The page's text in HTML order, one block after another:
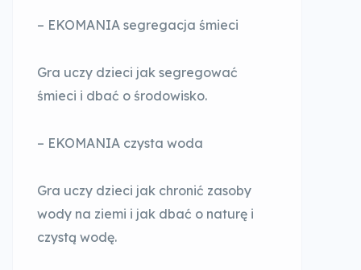
– EKOMANIA segregacja śmieci
Gra uczy dzieci jak segregować
śmieci i dbać o środowisko.
– EKOMANIA czysta woda
Gra uczy dzieci jak chronić zasoby
wody na ziemi i jak dbać o naturę i
czystą wodę.